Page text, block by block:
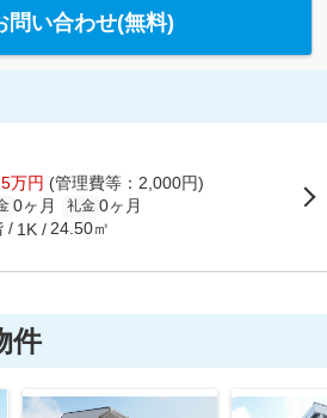
問い合わせ(無料)
万円 (管理費等：2,000円)
0ヶ月 礼金 0ヶ月
1K 24.50㎡
件